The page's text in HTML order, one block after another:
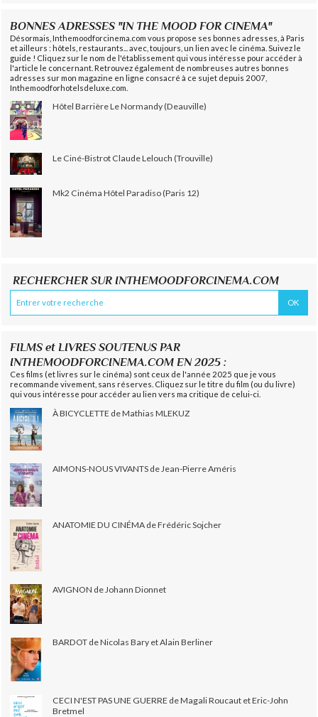
BONNES ADRESSES "IN THE MOOD FOR CINEMA"
Désormais, Inthemoodforcinema.com vous propose ses bonnes adresses, à Paris
et ailleurs : hôtels, restaurants... avec, toujours, un lien avec le cinéma. Suivez le
guide ! Cliquez sur le nom de l'établissement qui vous intéresse pour accéder à
l'article le concernant. Retrouvez également de nombreuses autres bonnes
adresses sur mon magazine en ligne consacré à ce sujet depuis 2007,
Inthemoodforhotelsdeluxe.com.
Hôtel Barrière Le Normandy (Deauville)
Le Ciné-Bistrot Claude Lelouch (Trouville)
Mk2 Cinéma Hôtel Paradiso (Paris 12)
RECHERCHER SUR INTHEMOODFORCINEMA.COM
FILMS et LIVRES SOUTENUS PAR
INTHEMOODFORCINEMA.COM EN 2025 :
Ces films (et livres sur le cinéma) sont ceux de l'année 2025 que je vous
recommande vivement, sans réserves. Cliquez sur le titre du film (ou du livre)
qui vous intéresse pour accéder au lien vers ma critique de celui-ci.
À BICYCLETTE de Mathias MLEKUZ
AIMONS-NOUS VIVANTS de Jean-Pierre Améris
ANATOMIE DU CINÉMA de Frédéric Sojcher
AVIGNON de Johann Dionnet
BARDOT de Nicolas Bary et Alain Berliner
CECI N'EST PAS UNE GUERRE de Magali Roucaut et Eric-John
Bretmel